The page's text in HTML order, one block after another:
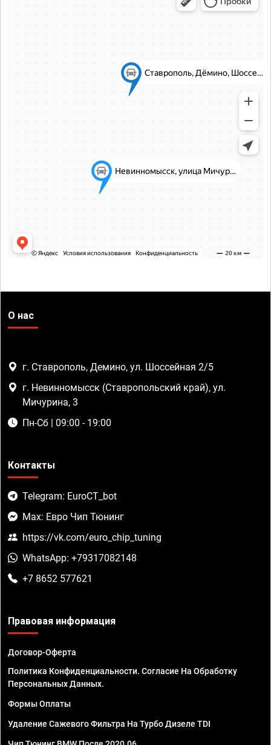
О нас
г. Ставрополь, Демино, ул. Шоссейная 2/5
г. Невинномысск (Ставропольский край), ул.
Мичурина, 3
Пн-Сб | 09:00 - 19:00
Контакты
Telegram: EuroCT_bot
Max: Евро Чип Тюнинг
https://vk.com/euro_chip_tuning
WhatsApp: +79317082148
+7 8652 577621
Правовая информация
Договор-Оферта
Политика Конфиденциальности. Согласие На Обработку
Персональных Данных.
Формы Оплаты
Удаление Сажевого Фильтра На Турбо Дизеле TDI